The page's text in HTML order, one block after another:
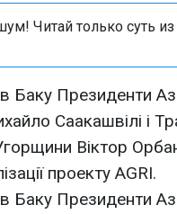
Читай только суть из
Баку Президенти
Саакашвілі і
Віктор
проекту AGRI.
Баку Президенти